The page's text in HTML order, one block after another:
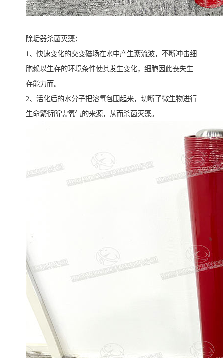
除垢器杀菌灭藻：
1、快速变化的交变磁场在水中产生紊流波，不断冲击细
胞赖以生存的环境条件使其发生变化，细胞因此丧失生
存能力而。
2、活化后的水分子把溶氧包围起来，切断了微生物进行
生命繁衍所需氧气的来源，从而杀菌灭藻。